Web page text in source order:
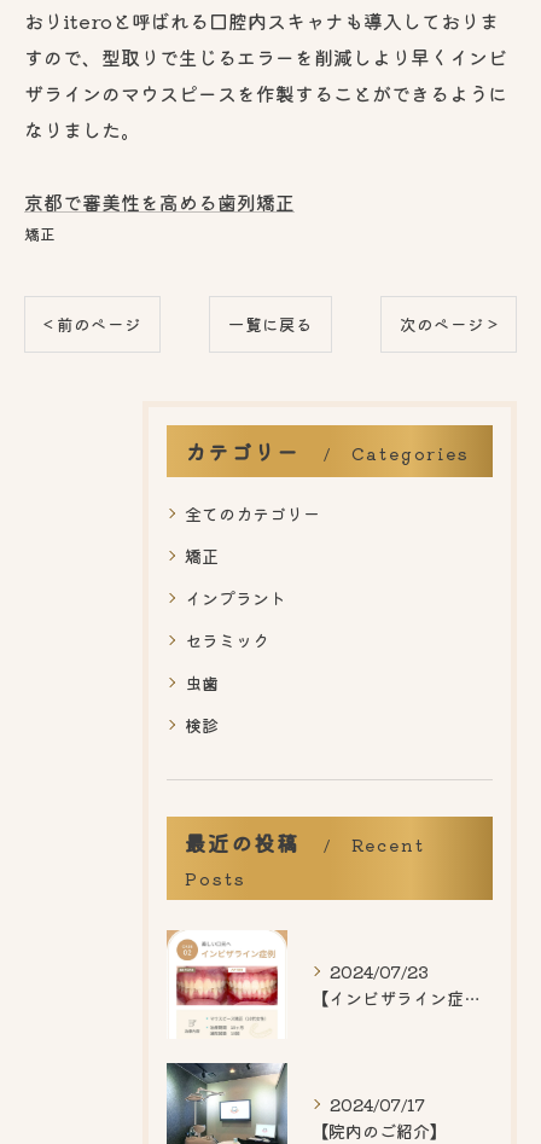
おりiteroと呼ばれる口腔内スキャナも導入しておりま
すので、型取りで生じるエラーを削減しより早くインビ
ザラインのマウスピースを作製することができるように
なりました。
京都で審美性を高める歯列矯正
矯正
< 前のページ 一覧に戻る 次のページ >
カテゴリー Categories
全てのカテゴリー
矯正
インプラント
セラミック
虫歯
検診
最近の投稿
Recent
Posts
2024/07/23
【インビザライン症例紹介】
2024/07/17
【院内のご紹介】